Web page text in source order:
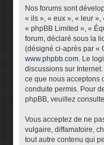
Nos forums sont
« ils », « eux », « leur
« phpBB Limited », «
forum, déclaré sous la
(désigné ci-après par «
www.phpbb.com. Le
discussions sur
ce que nous acceptons
conduite permis. Pour
phpBB, veuillez
Vous acceptez de ne
vulgaire, diffamatoire,
tout autre contenu qui